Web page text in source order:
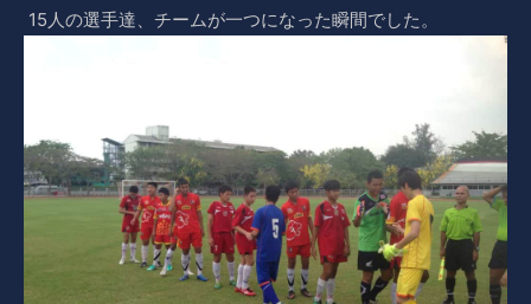
15人の選手達、チームが一つになった瞬間でした。